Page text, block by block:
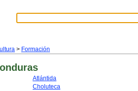
> Formación
Atlántida
Choluteca